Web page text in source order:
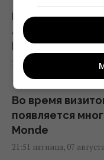
Россия
аннексировать
НАТО
22:01 пятница, 07
Во время
появляется
Monde
21:51 пятница, 07